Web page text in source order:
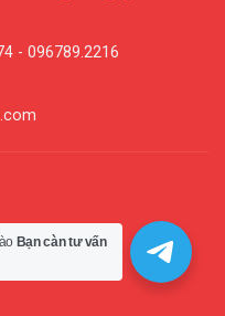
- 096789.2216
Bạn càn tư vấn